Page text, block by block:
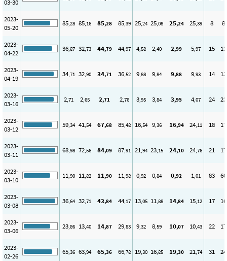
03-30
2023-
05-20
85,28 85,16 85,28 85,39 25,24 25,08 25,24 25,39 8 8
2023-
04-22
36,87 32,73 44,79 44,97 4,58 2,40 2,99 5,97 15 13
2023-
04-19
34,71 32,90 34,71 36,52 9,88 9,84 9,88 9,93 14 13
2023-
03-16
2,71 2,65 2,71 2,76 3,95 3,84 3,95 4,07 24 23
2023-
03-12
59,34 41,54 67,68 85,48 16,54 9,36 16,94 24,11 18 17
2023-
03-11
68,98 72,56 84,09 87,91 21,94 23,15 24,10 24,76 21 17
2023-
03-10
11,90 11,82 11,90 11,98 0,92 0,84 0,92 1,01 83 60
2023-
03-08
36,64 32,71 43,84 44,17 13,05 11,88 14,84 15,12 17 16
2023-
03-06
23,86 13,40 14,87 29,83 9,32 8,59 10,07 10,43 22 17
2023-
02-26
65,36 63,94 65,36 66,78 19,30 16,85 19,30 21,74 31 24